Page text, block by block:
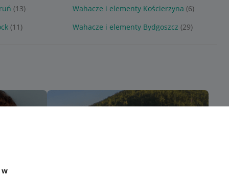
w
(13) Wahacze i elementy Kościerzyna (6)
(11) Wahacze i elementy Bydgoszcz (29)